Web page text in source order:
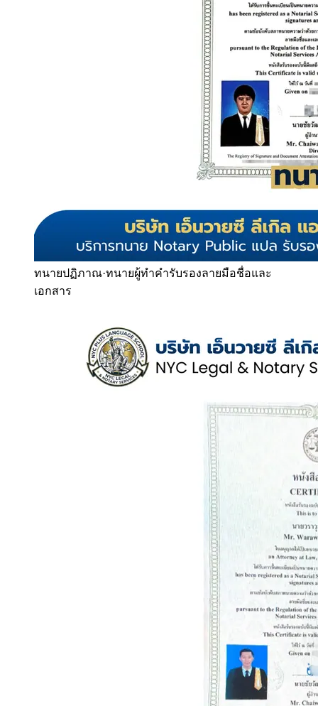
ทนายปฏิภาณ·ทนายผู้ทำคำรับรองลายมือชื่อและ
เอกสาร